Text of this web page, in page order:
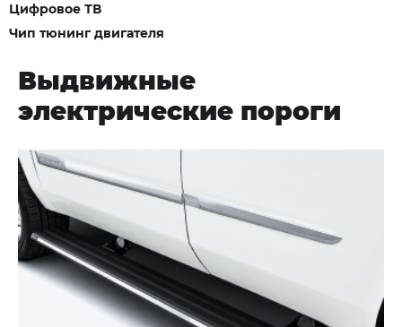
Цифровое ТВ
Чип тюнинг двигателя
Выдвижные
электрические пороги